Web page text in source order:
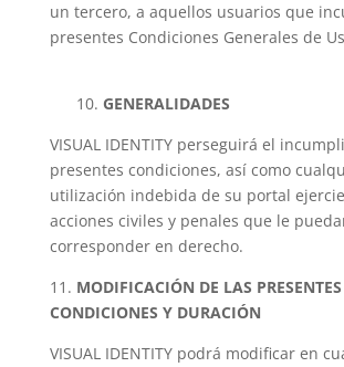
un tercero, a aquellos usuarios que
presentes Condiciones Generales de
10. GENERALIDADES
VISUAL IDENTITY perseguirá el
presentes condiciones, así como
utilización indebida de su portal
acciones civiles y penales que le
corresponder en derecho.
11. MODIFICACIÓN DE LAS PRESENTES
CONDICIONES Y DURACIÓN
VISUAL IDENTITY podrá modificar en